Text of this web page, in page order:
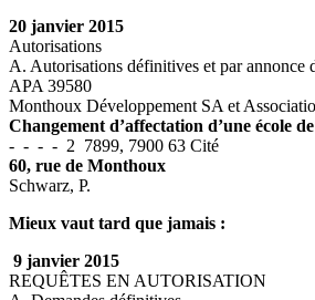
20 janvier 2015
Autorisations
A. Autorisations définitives et par annonce
APA 39580
Monthoux Développement SA et
Changement d’affectation d’une école
- - - - 2 7899, 7900 63 Cité
60, rue de Monthoux
Schwarz, P.
Mieux vaut tard que jamais :
9 janvier 2015
REQUÊTES EN AUTORISATION